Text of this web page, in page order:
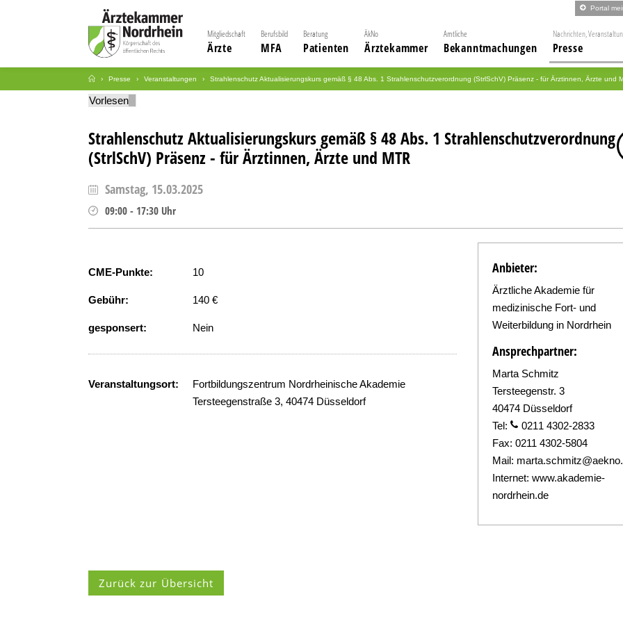
Portal
Mitgliedschaft
Ärzte
Berufsbild
MFA
Beratung
Patienten
ÄkNo
Ärztekammer
Amtliche
Bekanntmachungen
Nachrichten,
Presse
Presse Veranstaltungen Strahlenschutz Aktualisierungskurs gemäß § 48 Abs. 1 Strahlenschutzverordnung (StrlSchV) Präsenz - für Ärztinnen, Ärzte und
Vorlesen
Strahlenschutz Aktualisierungskurs gemäß § 48 Abs. 1 Strahlenschutzverordnung
(StrlSchV) Präsenz - für Ärztinnen, Ärzte und MTR
Samstag, 15.03.2025
09:00 - 17:30 Uhr
CME-Punkte: 10
Gebühr: 140 €
gesponsert: Nein
Veranstaltungsort:
Fortbildungszentrum Nordrheinische Akademie
Tersteegenstraße 3, 40474 Düsseldorf
Anbieter:
Ärztliche Akademie für
medizinische Fort- und
Weiterbildung in Nordrhein
Ansprechpartner:
Marta Schmitz
Tersteegenstr. 3
40474 Düsseldorf
Tel:
0211 4302-2833
Fax: 0211 4302-5804
Mail:
Internet: www.akademie-
nordrhein.de
Zurück zur Übersicht